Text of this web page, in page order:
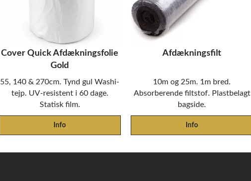
Cover Quick Afdækningsfolie
Gold
55, 140 & 270cm. Tynd gul Washi-
tejp. UV-resistent i 60 dage.
Statisk film.
Info
Afdækningsfilt
10m og 25m. 1m bred.
Absorberende filtstof. Plastbelagt
bagside.
Info